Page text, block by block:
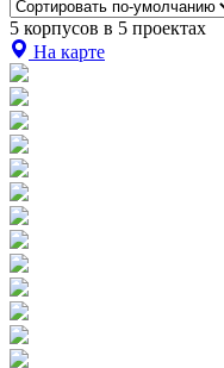
5 корпусов в 5 проектах
На карте